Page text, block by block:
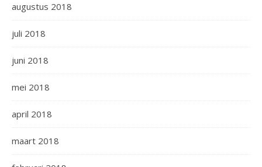
augustus 2018
juli 2018
juni 2018
mei 2018
april 2018
maart 2018